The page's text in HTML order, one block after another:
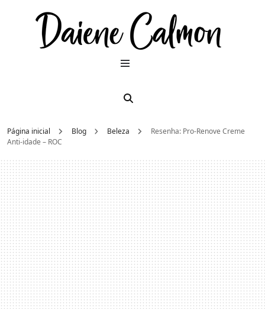
Página inicial Blog Beleza
Resenha: Pro-Renove Creme
Anti-idade – ROC